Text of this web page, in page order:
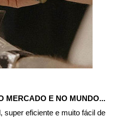
MERCADO E NO MUNDO...
super eficiente e muito fácil de